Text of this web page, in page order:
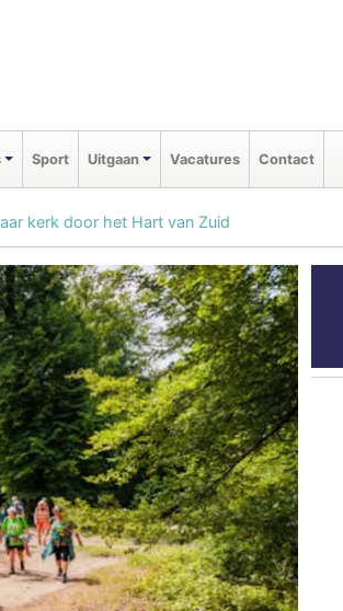
Sport Uitgaan Vacatures Contact
kerk door het Hart van Zuid